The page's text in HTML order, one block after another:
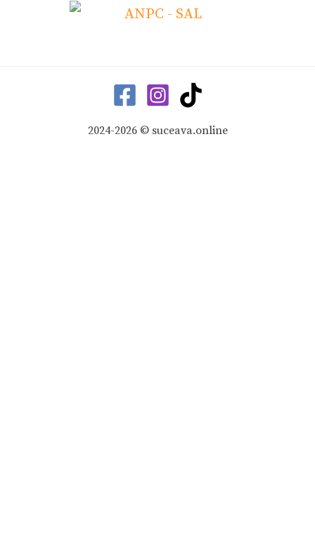
2024-2026 © suceava.online